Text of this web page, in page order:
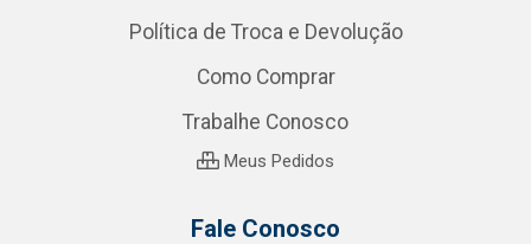
Política de Troca e Devolução
Como Comprar
Trabalhe Conosco
Meus Pedidos
Fale Conosco